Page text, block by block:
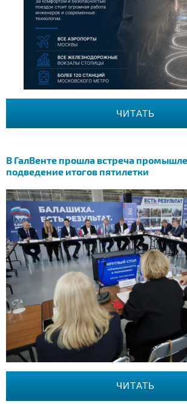
ЧИТАТЬ
В ГалВенте прошла встреча
подведение итогов пятилетки
ЧИТАТЬ